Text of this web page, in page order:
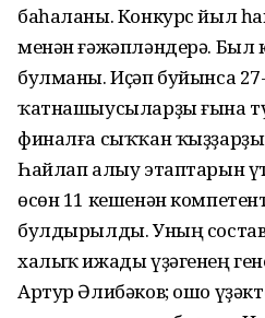
баһаланы. Конкурс йыл
менән ғәжәпләндерә.
булманы. Иҫәп буйынса
ҡатнашыусыларҙы ғына
финалға сыҡҡан
Һайлап алыу этаптарын
өсөн 11 кешенән
булдырылды. Уның
халыҡ ижады үҙәгенең
Артур Әлибәков; ошо